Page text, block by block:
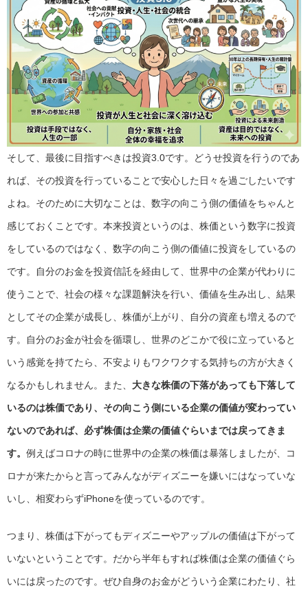
そして、最後に目指すべきは投資3.0です。どうせ投資を行うのであ
れば、その投資を行っていることで安心した日々を過ごしたいです
よね。そのために大切なことは、数字の向こう側の価値をちゃんと
感じておくことです。本来投資というのは、株価という数字に投資
をしているのではなく、数字の向こう側の価値に投資をしているの
です。自分のお金を投資信託を経由して、世界中の企業が代わりに
使うことで、社会の様々な課題解決を行い、価値を生み出し、結果
としてその企業が成長し、株価が上がり、自分の資産も増えるので
す。自分のお金が社会を循環し、世界のどこかで役に立っていると
いう感覚を持てたら、不安よりもワクワクする気持ちの方が大きく
なるかもしれません。また、 大きな株価の下落があっても下落して
いるのは株価であり、その向こう側にいる企業の価値が変わってい
ないのであれば、必ず株価は企業の価値ぐらいまでは戻ってきま
す。 例えばコロナの時に世界中の企業の株価は暴落しましたが、コ
ロナが来たからと言ってみんながディズニーを嫌いにはなっていな
いし、相変わらずiPhoneを使っているのです。
つまり、株価は下がってもディズニーやアップルの価値は下がって
いないということです。だから半年もすれば株価は企業の価値ぐら
いには戻ったのです。ぜひ自身のお金がどういう企業にわたり、社